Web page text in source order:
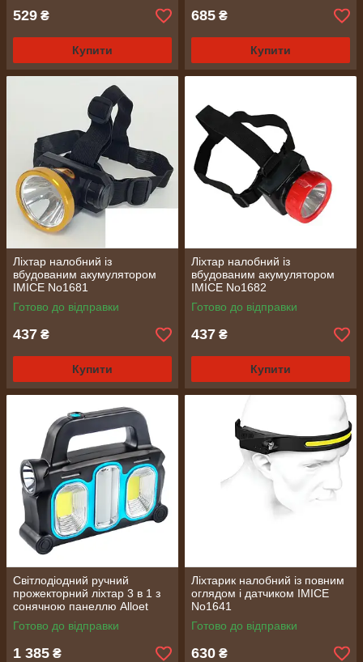
529 ₴
Купити
685 ₴
Купити
Ліхтар налобний із
вбудованим акумулятором
IMICE No1681
Готово до відправки
437 ₴
Купити
Ліхтар налобний із
вбудованим акумулятором
IMICE No1682
Готово до відправки
437 ₴
Купити
Світлодіодний ручний
прожекторний ліхтар 3 в 1 з
сонячною панеллю Аlloet
No1595
Готово до відправки
1 385 ₴
Ліхтарик налобний із повним
оглядом і датчиком IMICE
No1641
Готово до відправки
630 ₴